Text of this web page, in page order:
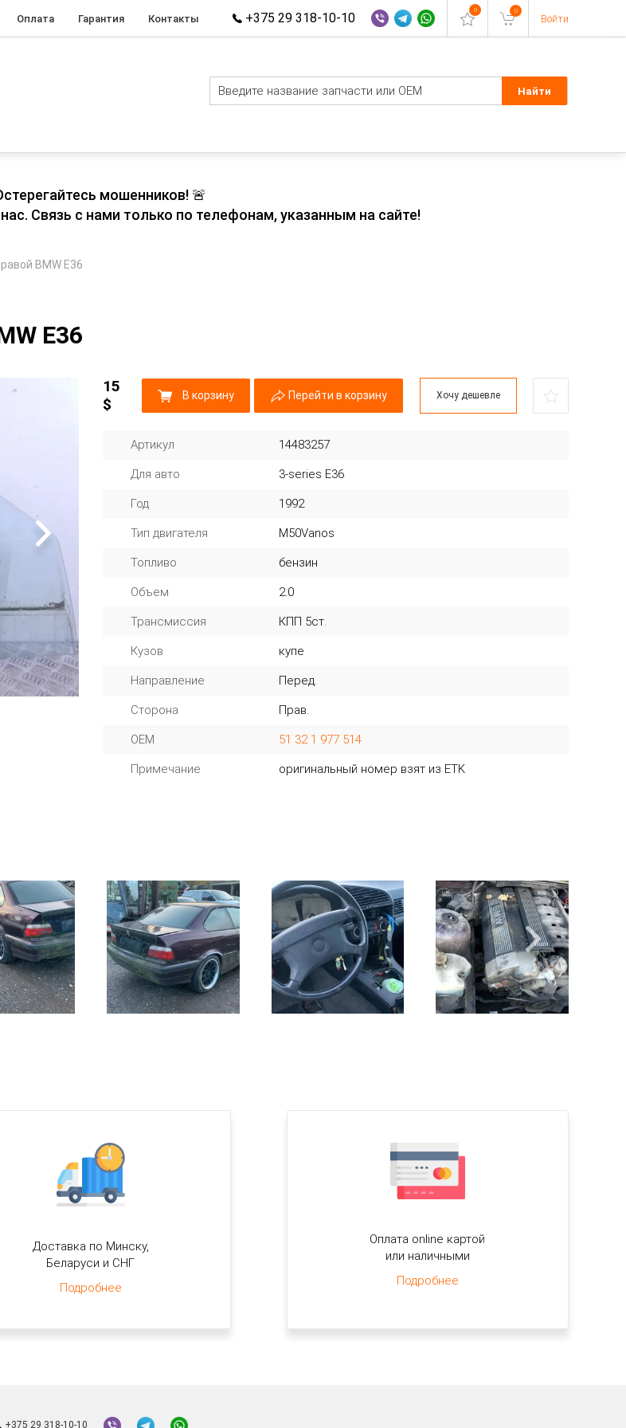
Оплата Гарантия Контакты +375 29 318-10-10 0 0
Войти
мошенников! 🚨
Связь с нами только по телефонам, указанным на сайте!
BMW E36
E36
15
$
В корзину Перейти в корзину Хочу дешевле
Артикул 14483257
Для авто 3-series E36
Год 1992
Тип двигателя M50Vanos
Топливо бензин
Объем 2.0
Трансмиссия КПП 5ст.
Кузов купе
Направление Перед.
Сторона Прав.
OEM 51 32 1 977 514
Примечание оригинальный номер взят из ETK
Доставка по Минску,
Беларуси и СНГ
Подробнее
Оплата online картой
или наличными
Подробнее
+375 29 318-10-10